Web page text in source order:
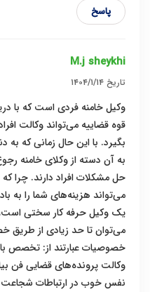
پاسخ
M.j sheykhi
تاریخ ۱۴۰۴/۱/۱۴
وکیل خامنه فردی است که با
قوه قضاییه می‌تواند وکالت
بگیرد. با این حال زمانی که به
به آن دسته از وکلای خامنه
حل مشکلات افراد دارند. چرا
می‌تواند هزینه‌های شما را به
یک وکیل حرفه کار سختی
می‌توان تا حد زیادی از طریق
خصوصیات عبارتند از: تخصص
وکالت پرونده‌های قضایی فن
نفس خوب در ارتباطات شجاعت